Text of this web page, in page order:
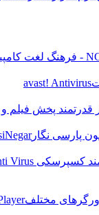
avast! Antivirus
قدرتمند پخش فیلم
پارسی نگار
کسپرسکی 2025 Virus
مختلف